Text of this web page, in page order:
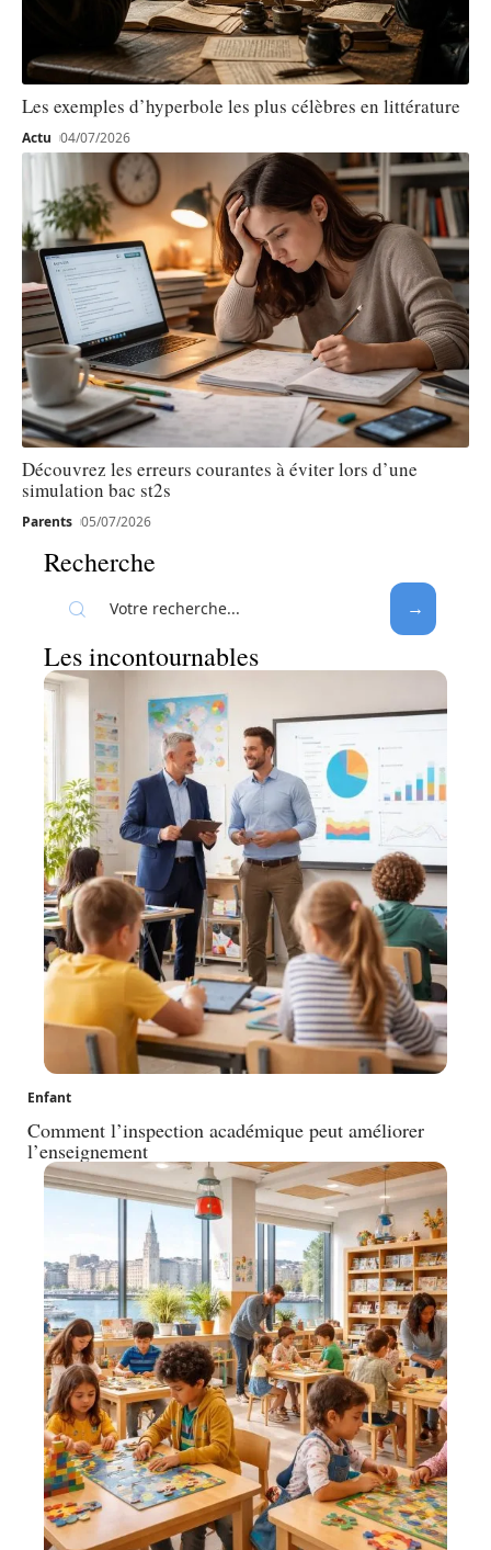
Les exemples d’hyperbole les plus célèbres en littérature
Actu 04/07/2026
Découvrez les erreurs courantes à éviter lors d’une
simulation bac st2s
Parents 05/07/2026
Recherche
Les incontournables
Enfant
Comment l’inspection académique peut améliorer
l’enseignement